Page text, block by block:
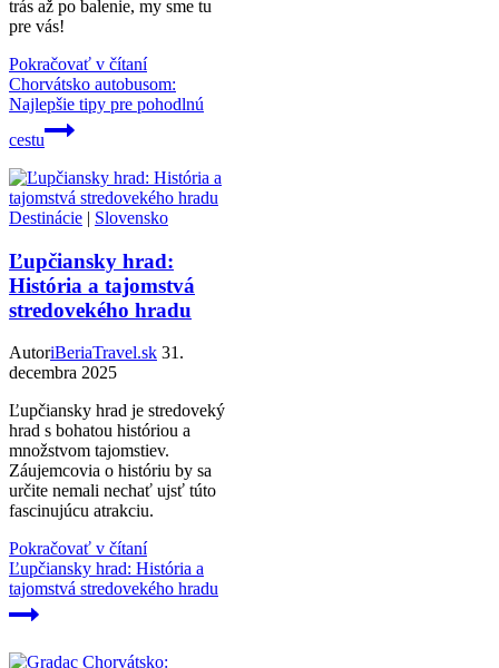
trás až po balenie, my sme tu
pre vás!
Pokračovať v čítaní
Chorvátsko autobusom:
Najlepšie tipy pre pohodlnú
cestu
Destinácie | Slovensko
Ľupčiansky hrad:
História a tajomstvá
stredovekého hradu
AutoriBeriaTravel.sk 31.
decembra 2025
Ľupčiansky hrad je stredoveký
hrad s bohatou históriou a
množstvom tajomstiev.
Záujemcovia o históriu by sa
určite nemali nechať ujsť túto
fascinujúcu atrakciu.
Pokračovať v čítaní
Ľupčiansky hrad: História a
tajomstvá stredovekého hradu